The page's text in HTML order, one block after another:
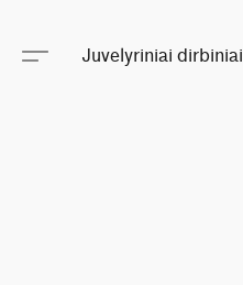
Juvelyriniai dirbiniai